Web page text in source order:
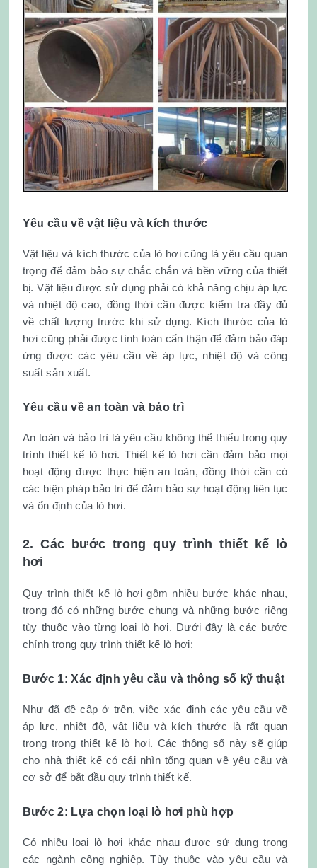
Yêu cầu về vật liệu và kích thước
Vật liệu và kích thước của lò hơi cũng là yêu cầu quan
trọng để đảm bảo sự chắc chắn và bền vững của thiết
bị. Vật liệu được sử dụng phải có khả năng chịu áp lực
và nhiệt độ cao, đồng thời cần được kiểm tra đầy đủ
về chất lượng trước khi sử dụng. Kích thước của lò
hơi cũng phải được tính toán cẩn thận để đảm bảo đáp
ứng được các yêu cầu về áp lực, nhiệt độ và công
suất sản xuất.
Yêu cầu về an toàn và bảo trì
An toàn và bảo trì là yêu cầu không thể thiếu trong quy
trình thiết kế lò hơi. Thiết kế lò hơi cần đảm bảo mọi
hoạt động được thực hiện an toàn, đồng thời cần có
các biện pháp bảo trì để đảm bảo sự hoạt động liên tục
và ổn định của lò hơi.
2. Các bước trong quy trình thiết kế lò
hơi
Quy trình thiết kế lò hơi gồm nhiều bước khác nhau,
trong đó có những bước chung và những bước riêng
tùy thuộc vào từng loại lò hơi. Dưới đây là các bước
chính trong quy trình thiết kế lò hơi:
Bước 1: Xác định yêu cầu và thông số kỹ thuật
Như đã đề cập ở trên, việc xác định các yêu cầu về
áp lực, nhiệt độ, vật liệu và kích thước là rất quan
trọng trong thiết kế lò hơi. Các thông số này sẽ giúp
cho nhà thiết kế có cái nhìn tổng quan về yêu cầu và
cơ sở để bắt đầu quy trình thiết kế.
Bước 2: Lựa chọn loại lò hơi phù hợp
Có nhiều loại lò hơi khác nhau được sử dụng trong
các ngành công nghiệp. Tùy thuộc vào yêu cầu và